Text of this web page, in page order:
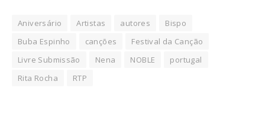
Aniversário Artistas autores
Bispo
Buba Espinho
canções
Festival da Canção
Livre Submissão
Nena NOBLE
portugal
Rita Rocha
RTP